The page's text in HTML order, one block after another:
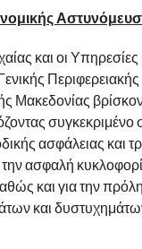
και οι Υπηρεσίες
Μακεδονίας
ασφάλειας και
ασφαλή
και για την
και